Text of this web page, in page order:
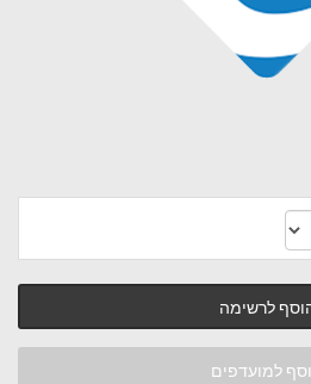
לרשימה
למועדפים